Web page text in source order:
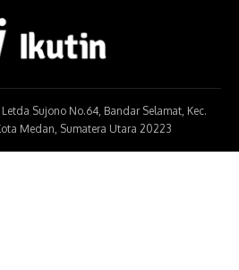
Sujono No.64, Bandar Selamat, Kec.
Medan, Sumatera Utara 20223